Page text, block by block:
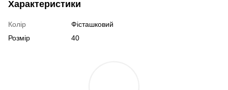
Характеристики
Колір
Фісташковий
Розмір
40